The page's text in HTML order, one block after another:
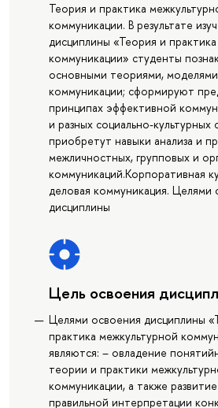
Теория и практика
коммуникации. В результате
дисциплины «Теория и
коммуникации» студенты
основными теориями,
коммуникации; сформируют
принципах эффективной
и разных социально-культурных
приобретут навыки анализа и
межличностных, групповых и
коммуникаций.Корпоративная
деловая коммуникация. Целями
дисциплины
Цель освоения
Целями освоения дисциплины
практика межкультурной
являются: – овладение
теории и практики
коммуникации, а также
правильной интерпретации